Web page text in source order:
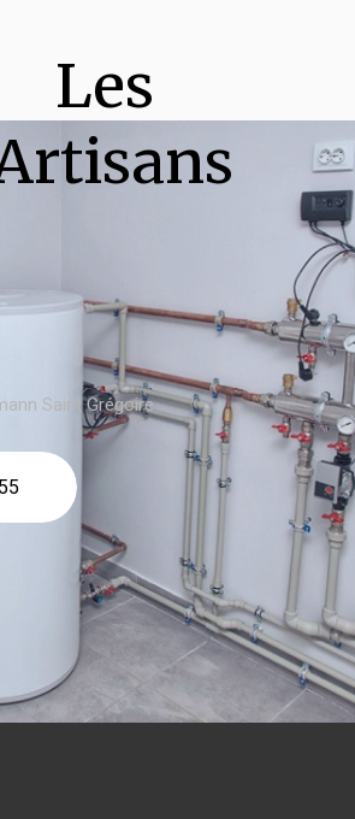
Les
Saint Grégoire